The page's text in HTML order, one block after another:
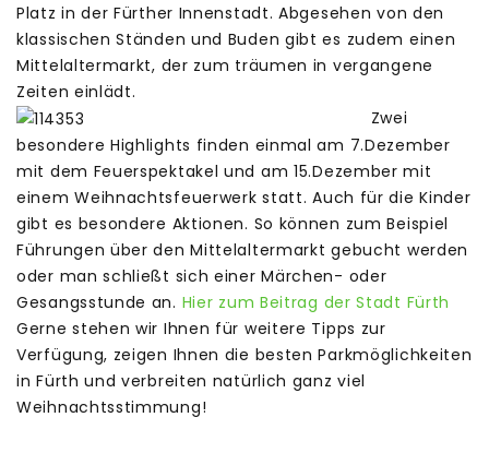
Platz in der Fürther Innenstadt. Abgesehen von den
klassischen Ständen und Buden gibt es zudem einen
Mittelaltermarkt, der zum träumen in vergangene
Zeiten einlädt.
Zwei
besondere Highlights finden einmal am 7.Dezember
mit dem Feuerspektakel und am 15.Dezember mit
einem Weihnachtsfeuerwerk statt. Auch für die Kinder
gibt es besondere Aktionen. So können zum Beispiel
Führungen über den Mittelaltermarkt gebucht werden
oder man schließt sich einer Märchen- oder
Gesangsstunde an. Hier zum Beitrag der Stadt Fürth
Gerne stehen wir Ihnen für weitere Tipps zur
Verfügung, zeigen Ihnen die besten Parkmöglichkeiten
in Fürth und verbreiten natürlich ganz viel
Weihnachtsstimmung!